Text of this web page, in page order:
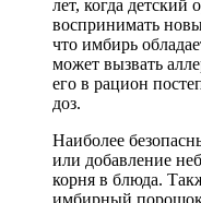
лет, когда детский
воспринимать
что имбирь
может вызвать
его в рацион
доз.
Наиболее
или добавление
корня в блюда.
имбирный